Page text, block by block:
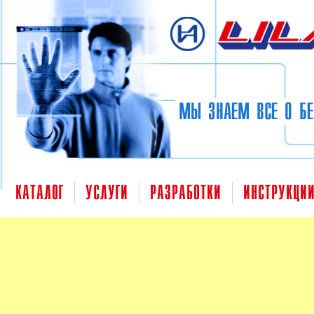
МЫ ЗНАЕМ ВСЕ О
КАТАЛОГ УСЛУГИ РАЗРАБОТКИ